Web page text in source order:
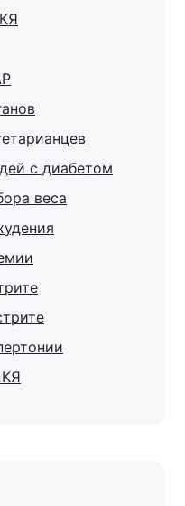
с диабетом
веса